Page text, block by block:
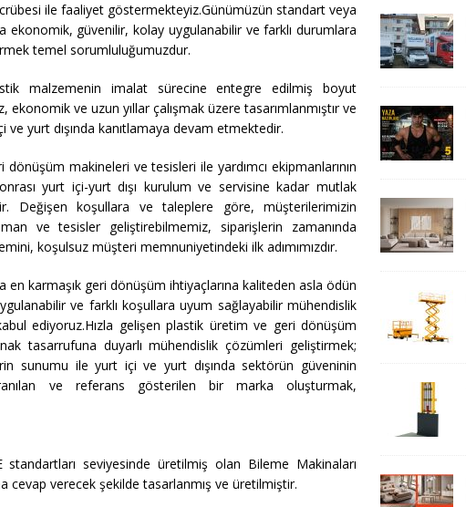
ile faaliyet göstermekteyiz.Günümüzün standart veya
ekonomik, güvenilir, kolay uygulanabilir ve farklı durumlara
temel sorumluluğumuzdur.
malzemenin imalat sürecine entegre edilmiş boyut
ve uzun yıllar çalışmak üzere tasarımlanmıştır ve
ve yurt dışında kanıtlamaya devam etmektedir.
makineleri ve tesisleri ile yardımcı ekipmanlarının
yurt içi-yurt dışı kurulum ve servisine kadar mutlak
Değişen koşullara ve taleplere göre, müşterilerimizin
ve tesisler geliştirebilmemiz, siparişlerin zamanında
koşulsuz müşteri memnuniyetindeki ilk adımımızdır.
karmaşık geri dönüşüm ihtiyaçlarına kaliteden asla ödün
ve farklı koşullara uyum sağlayabilir mühendislik
ediyoruz.Hızla gelişen plastik üretim ve geri dönüşüm
tasarrufuna duyarlı mühendislik çözümleri geliştirmek;
sunumu ile yurt içi ve yurt dışında sektörün güveninin
ve referans gösterilen bir marka oluşturmak,
seviyesinde üretilmiş olan Bileme Makinaları
cevap verecek şekilde tasarlanmış ve üretilmiştir.